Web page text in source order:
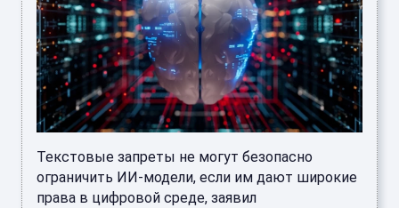
Текстовые запреты не могут безопасно
ограничить ИИ-модели, если им дают широкие
права в цифровой среде, заявил